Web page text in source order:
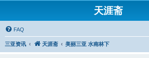
天涯斋
FAQ
三亚资讯 天涯斋 美丽三亚 水南林下